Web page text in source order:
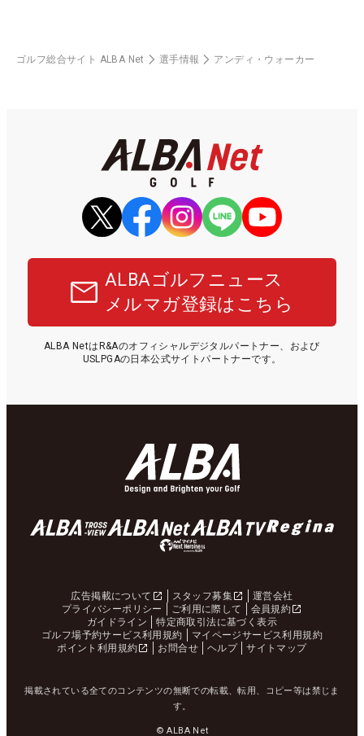
ゴルフ総合サイト ALBA Net 選手情報 アンディ・ウォーカー
ALBAゴルフニュース
メルマガ登録はこちら
ALBA NetはR&Aのオフィシャルデジタルパートナー、および
USLPGAの日本公式サイトパートナーです。
広告掲載について スタッフ募集
運営会社
プライバシーポリシー
ご利用に際して
会員規約
ガイドライン
特定商取引法に基づく表示
ゴルフ場予約サービス利用規約
マイページサービス利用規約
ポイント利用規約
お問合せ ヘルプ サイトマップ
掲載されている全てのコンテンツの無断での転載、転用、コピー等は禁じま
す。
© ALBA Net